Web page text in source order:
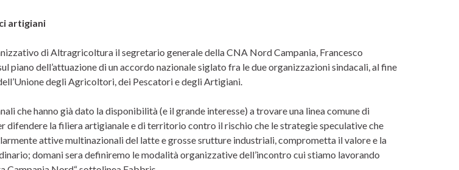
artigiani
di Altragricoltura il segretario generale della CNA Nord Campania, Francesco
piano dell’attuazione di un accordo nazionale siglato fra le due organizzazioni sindacali, al fine
degli Agricoltori, dei Pescatori e degli Artigiani.
che hanno già dato la disponibilità (e il grande interesse) a trovare una linea comune di
difendere la filiera artigianale e di territorio contro il rischio che le strategie speculative che
attive multinazionali del latte e grosse srutture industriali, comprometta il valore e la
domani sera definiremo le modalità organizzative dell’incontro cui stiamo lavorando